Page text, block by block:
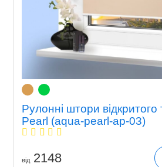
Рулонні штори відкритого
Pearl (aqua-pearl-ap-03)
вiд2148